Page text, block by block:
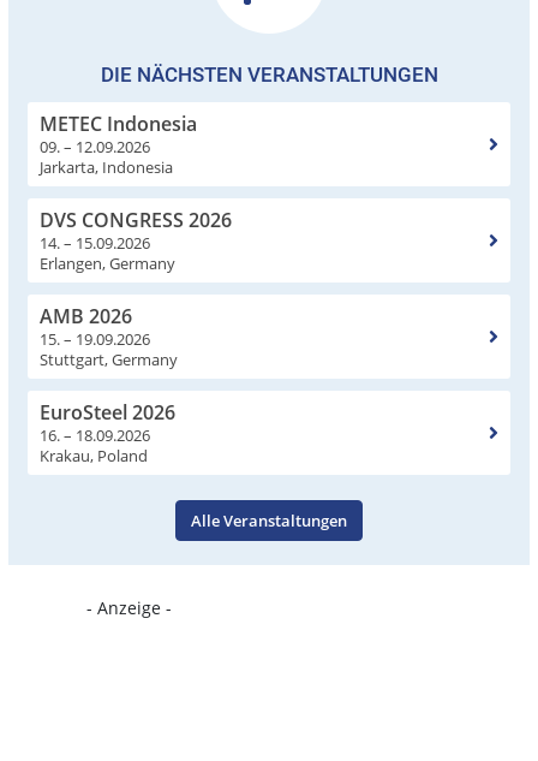
DIE NÄCHSTEN VERANSTALTUNGEN
METEC Indonesia
09. – 12.09.2026
Jarkarta, Indonesia
DVS CONGRESS 2026
14. – 15.09.2026
Erlangen, Germany
AMB 2026
15. – 19.09.2026
Stuttgart, Germany
EuroSteel 2026
16. – 18.09.2026
Krakau, Poland
Alle Veranstaltungen
- Anzeige -